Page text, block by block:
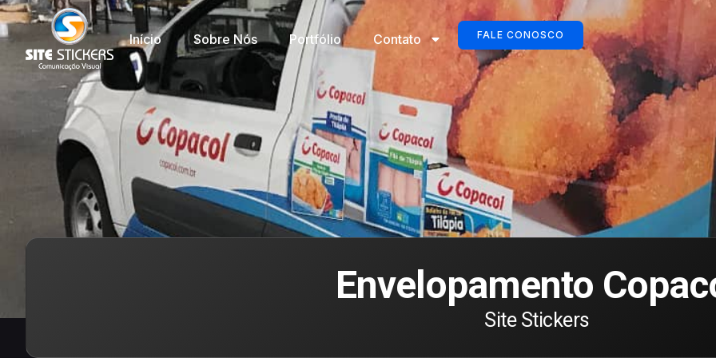
Início Sobre Nós Portfólio Contato FALE CONOSCO
Envelopamento
Site Stickers